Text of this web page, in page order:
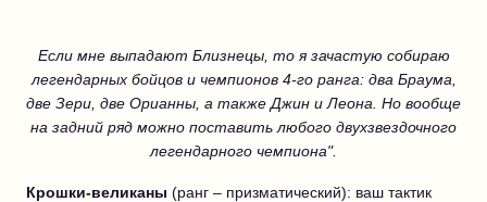
Если мне выпадают Близнецы, то я зачастую собираю
легендарных бойцов и чемпионов 4-го ранга: два Браума,
две Зери, две Орианны, а также Джин и Леона. Но вообще
на задний ряд можно поставить любого двухзвездочного
легендарного чемпиона".
Крошки-великаны (ранг – призматический): ваш тактик